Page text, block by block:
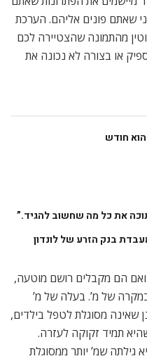
שאתם פונים אליהם. הערכת
מהתמונה שהצטיירה לכם
או בצורה לא נכונה את
הוא חודש
את כל מה שחשוב להגיד.”
בנק הזרע של לונדון
הם מקבלים רושם מוטעה,
של מ’. בעלה של מ’
שאינה מסוגלת לטפל בילדים,
תמיד זקוקה לעזרה.
גילתה שמ’ יותר ממסוגלת